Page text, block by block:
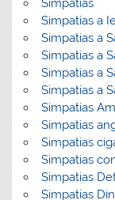
Simpatias
Simpatias a
Simpatias a
Simpatias a
Simpatias a
Simpatias a
Simpatias
Simpatias
Simpatias
Simpatias
Simpatias
Simpatias